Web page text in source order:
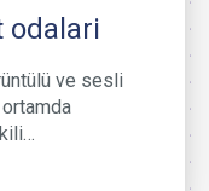
odalari
ve sesli